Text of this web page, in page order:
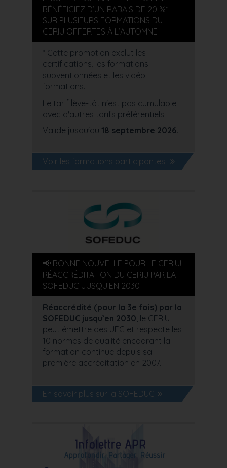
BÉNÉFICIEZ D’UN RABAIS DE 20 %*
SUR PLUSIEURS FORMATIONS DU
CERIU OFFERTES À L’AUTOMNE
* Cette promotion exclut les
certifications, les formations
subventionnées et les vidéo
formations.
Le tarif lève-tôt n'est pas cumulable
avec d'autres tarifs préférentiels.
Valide jusqu'au 18 septembre 2026.
Voir les formations participantes
📢 BONNE NOUVELLE POUR LE CERIU!
RÉACCRÉDITATION DU CERIU PAR LA
SOFEDUC JUSQU’EN 2030
Réaccrédité (pour la 3e fois) par la
SOFEDUC jusqu’en 2030, le CERIU
peut émettre des UEC et respecte les
10 normes de qualité encadrant la
formation continue depuis sa
première accréditation en 2007.
En savoir plus sur la SOFEDUC